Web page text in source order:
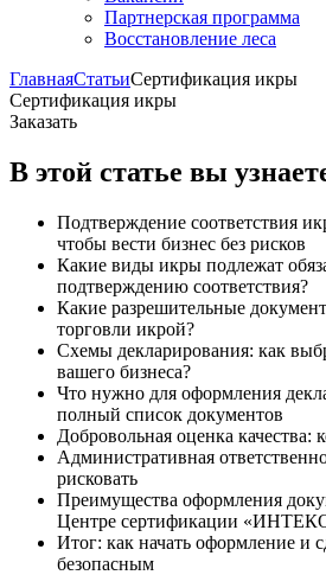
Партнерская программа
Восстановление леса
ГлавнаяСтатьиСертификация икры
Сертификация икры
Заказать
В этой статье вы
Подтверждение соответствия
чтобы вести бизнес без рисков
Какие виды икры подлежат
подтверждению соответствия?
Какие разрешительные
торговли икрой?
Схемы декларирования: как
вашего бизнеса?
Что нужно для оформления
полный список документов
Добровольная оценка качества:
Административная
рисковать
Преимущества оформления
Центре сертификации
Итог: как начать оформление и
безопасным